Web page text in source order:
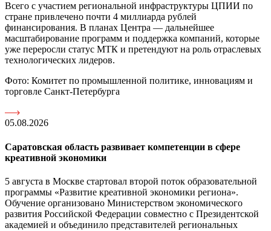
Всего с участием региональной инфраструктуры ЦПИИ по
стране привлечено почти 4 миллиарда рублей
финансирования. В планах Центра — дальнейшее
масштабирование программ и поддержка компаний, которые
уже переросли статус МТК и претендуют на роль отраслевых
технологических лидеров.
Фото: Комитет по промышленной политике, инновациям и
торговле Санкт-Петербурга
05.08.2026
Саратовская область развивает компетенции в сфере
креативной экономики
5 августа в Москве стартовал второй поток образовательной
программы «Развитие креативной экономики региона».
Обучение организовано Министерством экономического
развития Российской Федерации совместно с Президентской
академией и объединило представителей региональных